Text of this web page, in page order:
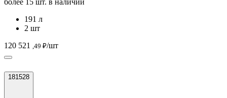
191 л
2 шт
120 521
,49 ₽/шт
181528